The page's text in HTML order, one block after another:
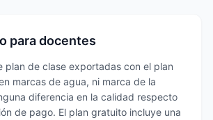
para docentes
plan de clase exportadas con el plan
marcas de agua, ni marca de la
diferencia en la calidad respecto
de pago. El plan gratuito incluye una